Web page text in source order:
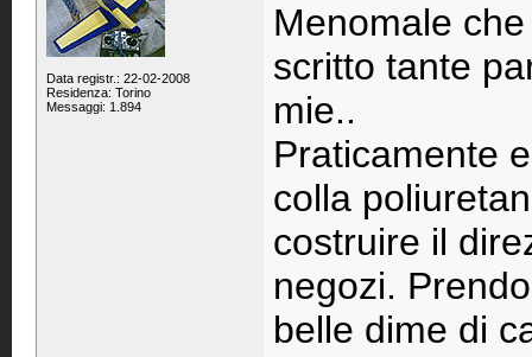
Data registr.: 22-02-2008
Residenza: Torino
Messaggi: 1.894
Menomale
scritto tante
mie..
Praticamente
colla
costruire il
negozi.
belle dime di